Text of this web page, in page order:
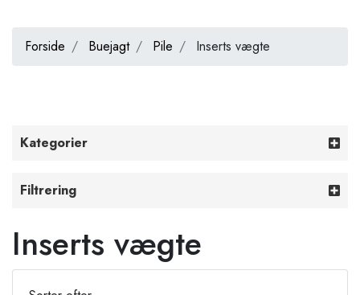
Forside Buejagt Pile Inserts vægte
Kategorier
Filtrering
Inserts vægte